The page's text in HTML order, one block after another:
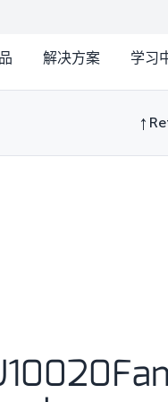
解决方案 学习